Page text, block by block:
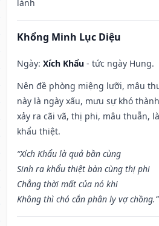
lành
Khổng Minh Lục Diệu
Ngày: Xích Khẩu - tức ngày Hung.
Nên đề phòng miệng lưỡi, mâu
này là ngày xấu, mưu sự khó
xảy ra cãi vã, thị phi, mâu thuẫn,
khẩu thiệt.
“Xích Khẩu là quả bần cùng
Sinh ra khẩu thiệt bàn cùng thị phi
Chẳng thời mất của nó khi
Không thì chó cắn phân ly vợ chồng.”